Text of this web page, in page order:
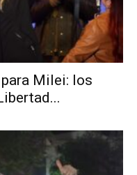
Milei: los